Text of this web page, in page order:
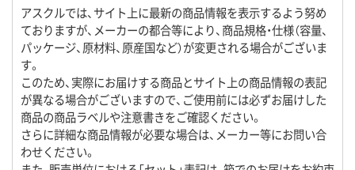
アスクルでは、サイト上に最新の商品情報を表示するよう努め
ておりますが、メーカーの都合等により、商品規格・仕様（容量、
パッケージ、原材料、原産国など）が変更される場合がございま
す。
このため、実際にお届けする商品とサイト上の商品情報の表記
が異なる場合がございますので、ご使用前には必ずお届けした
商品の商品ラベルや注意書きをご確認ください。
さらに詳細な商品情報が必要な場合は、メーカー等にお問い合
わせください。